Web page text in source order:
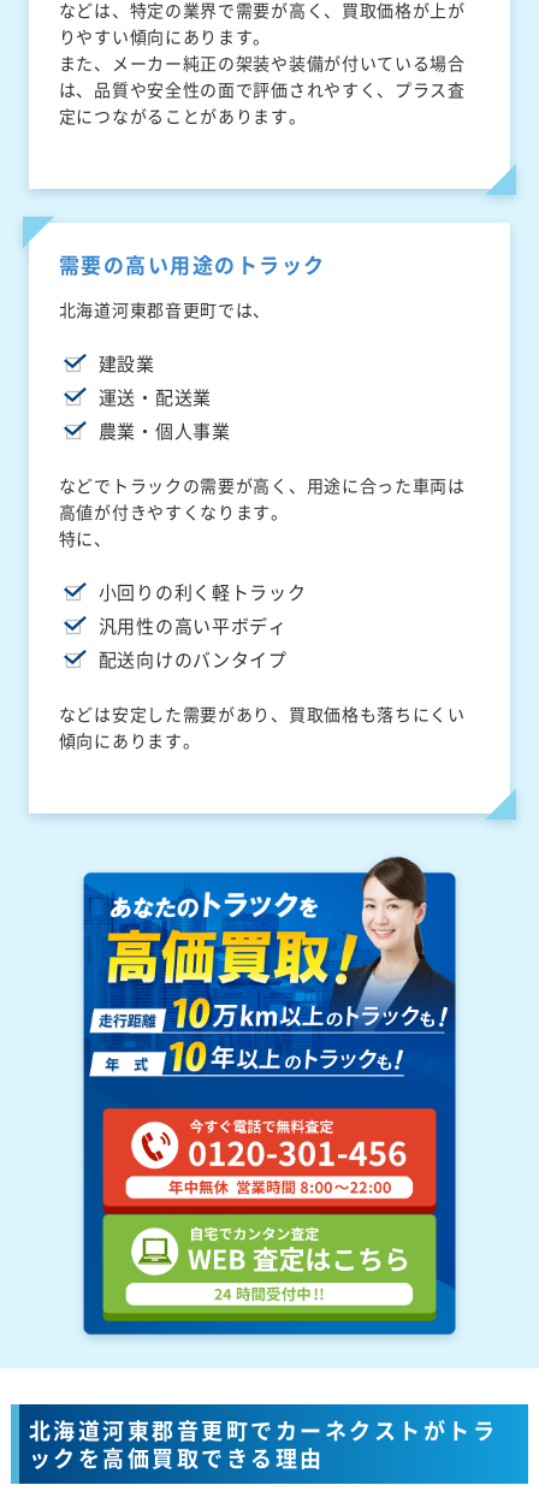
などは、特定の業界で需要が高く、買取価格が上が
りやすい傾向にあります。
また、メーカー純正の架装や装備が付いている場合
は、品質や安全性の面で評価されやすく、プラス査
定につながることがあります。
需要の高い用途のトラック
北海道河東郡音更町では、
建設業
運送・配送業
農業・個人事業
などでトラックの需要が高く、用途に合った車両は
高値が付きやすくなります。
特に、
小回りの利く軽トラック
汎用性の高い平ボディ
配送向けのバンタイプ
などは安定した需要があり、買取価格も落ちにくい
傾向にあります。
北海道河東郡音更町でカーネクストがトラ
ックを高価買取できる理由